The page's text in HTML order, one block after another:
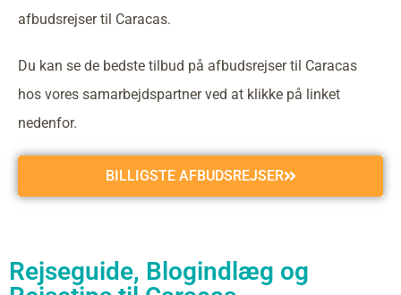
afbudsrejser til Caracas.
Du kan se de bedste tilbud på afbudsrejser til Caracas
hos vores samarbejdspartner ved at klikke på linket
nedenfor.
BILLIGSTE AFBUDSREJSER
Rejseguide, Blogindlæg og